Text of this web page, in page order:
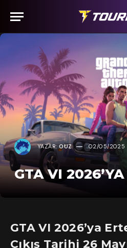
YAZAR: OUZ 02/05/2025
GTA VI
GTA VI 2026’ya
Çıkış Tarihi 26